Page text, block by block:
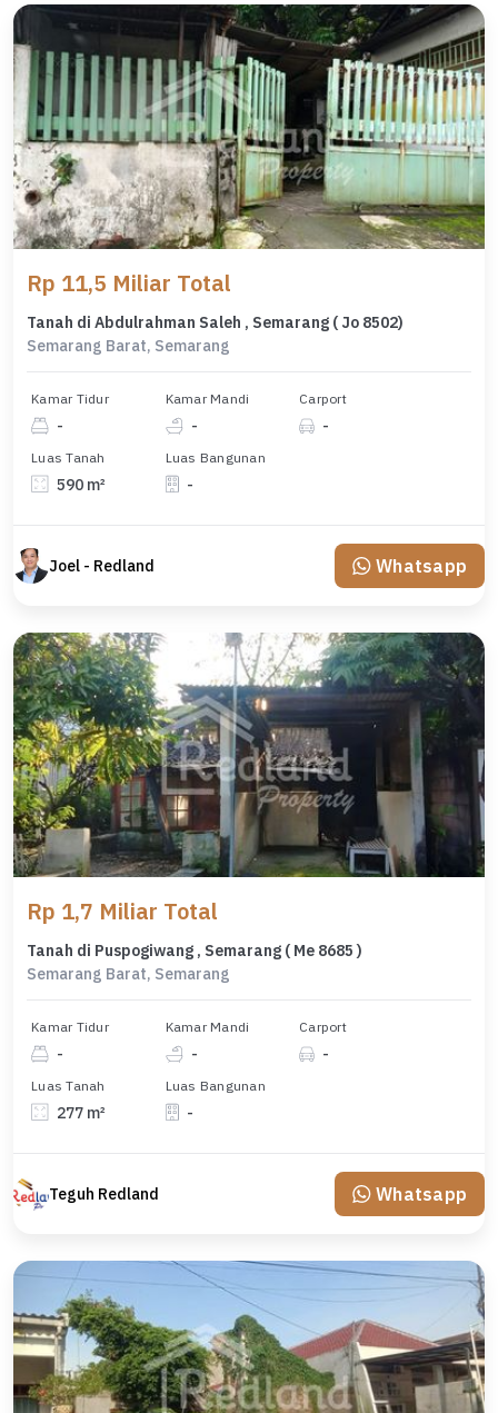
Rp 11,5 Miliar Total
Tanah di Abdulrahman Saleh , Semarang ( Jo 8502)
Semarang Barat, Semarang
Kamar Tidur
-
Kamar Mandi
-
Carport
-
Luas Tanah
590 m²
Luas Bangunan
-
Joel - Redland Whatsapp
Rp 1,7 Miliar Total
Tanah di Puspogiwang , Semarang ( Me 8685 )
Semarang Barat, Semarang
Kamar Tidur
-
Kamar Mandi
-
Carport
-
Luas Tanah
277 m²
Luas Bangunan
-
Teguh Redland Whatsapp